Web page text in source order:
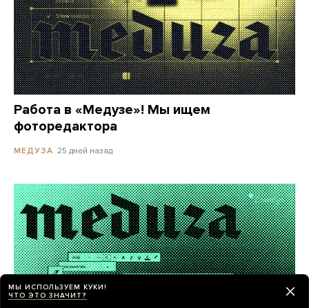
Работа в «Медузе»! Мы ищем
фоторедактора
МЕДУЗА 25 дней назад
МЫ ИСПОЛЬЗУЕМ КУКИ!
ЧТО ЭТО ЗНАЧИТ?